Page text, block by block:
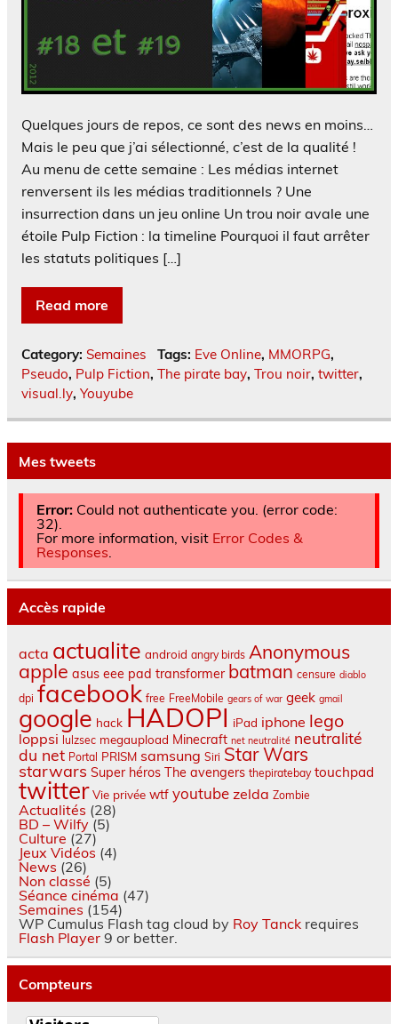
Quelques jours de repos, ce sont des news en moins…
Mais le peu que j’ai sélectionné, c’est de la qualité !
Au menu de cette semaine : Les médias internet
renversent ils les médias traditionnels ? Une
insurrection dans un jeu online Un trou noir avale une
étoile Pulp Fiction : la timeline Pourquoi il faut arrêter
les statuts politiques […]
Read more
Category: Semaines Tags: Eve Online, MMORPG,
Pseudo, Pulp Fiction, The pirate bay, Trou noir, twitter,
visual.ly, Youyube
Mes tweets
Error:Could not authenticate you. (error code:
32).
For more information, visit Error Codes &
Responses.
Accès rapide
acta actualite android angry birds Anonymous
apple asus eee pad transformer batman censure diablo
dpi facebook free FreeMobile gears of war geek gmail
google hack HADOPI iPad iphone lego
loppsi lulzsec megaupload Minecraft net neutralité neutralité
du net Portal PRISM samsung Siri Star Wars
starwars Super héros The avengers thepiratebay touchpad
twitter Vie privée wtf youtube zelda Zombie
Actualités (28)
BD – Wilfy(5)
Culture (27)
Jeux Vidéos (4)
News (26)
Non classé (5)
Séance cinéma (47)
Semaines (154)
WP Cumulus Flash tag cloud by Roy Tanckrequires
Flash Player9 or better.
Compteurs